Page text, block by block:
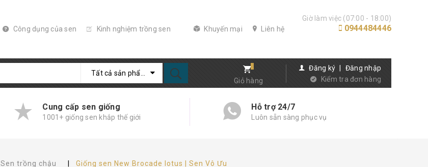
Công dụng của sen Kinh nghiệm trồng sen Khuyến mại Liên hệ
Giờ làm việc (07:00 - 18:00)
0944484446
Giỏ hàng
Đăng ký
Đăng nhập
Kiểm tra đơn hàng
Cung cấp sen giống
1001+ giống sen khắp thế giới
Hỗ trợ 24/7
Luôn sẵn sàng phục vụ
Sen trồng chậu Giống sen New Brocade lotus | Sen Vô Ưu